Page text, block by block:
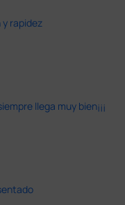
rapidez
llega muy bien¡¡¡